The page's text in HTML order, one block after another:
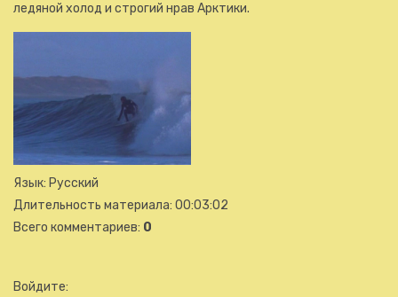
ледяной холод и строгий нрав Арктики.
Язык: Русский
Длительность материала: 00:03:02
Всего комментариев: 0
Войдите: